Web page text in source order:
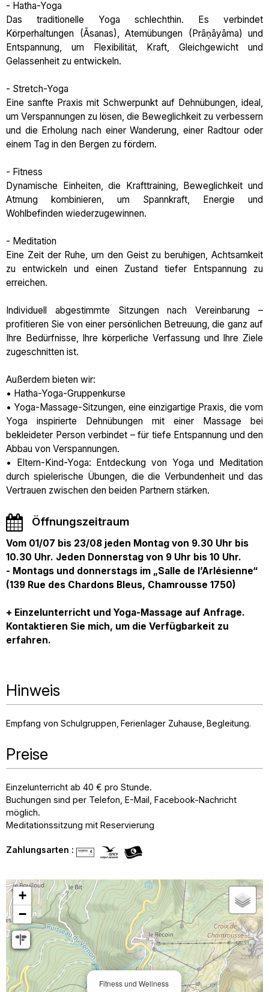
- Hatha-Yoga
Das traditionelle Yoga schlechthin. Es verbindet
Körperhaltungen (Āsanas), Atemübungen (Prāṇāyāma) und
Entspannung, um Flexibilität, Kraft, Gleichgewicht und
Gelassenheit zu entwickeln.
- Stretch-Yoga
Eine sanfte Praxis mit Schwerpunkt auf Dehnübungen, ideal,
um Verspannungen zu lösen, die Beweglichkeit zu verbessern
und die Erholung nach einer Wanderung, einer Radtour oder
einem Tag in den Bergen zu fördern.
- Fitness
Dynamische Einheiten, die Krafttraining, Beweglichkeit und
Atmung kombinieren, um Spannkraft, Energie und
Wohlbefinden wiederzugewinnen.
- Meditation
Eine Zeit der Ruhe, um den Geist zu beruhigen, Achtsamkeit
zu entwickeln und einen Zustand tiefer Entspannung zu
erreichen.
Individuell abgestimmte Sitzungen nach Vereinbarung –
profitieren Sie von einer persönlichen Betreuung, die ganz auf
Ihre Bedürfnisse, Ihre körperliche Verfassung und Ihre Ziele
zugeschnitten ist.
Außerdem bieten wir:
• Hatha-Yoga-Gruppenkurse
• Yoga-Massage-Sitzungen, eine einzigartige Praxis, die vom
Yoga inspirierte Dehnübungen mit einer Massage bei
bekleideter Person verbindet – für tiefe Entspannung und den
Abbau von Verspannungen.
• Eltern-Kind-Yoga: Entdeckung von Yoga und Meditation
durch spielerische Übungen, die die Verbundenheit und das
Vertrauen zwischen den beiden Partnern stärken.
Öffnungszeitraum
Vom 01/07 bis 23/08 jeden Montag von 9.30 Uhr bis
10.30 Uhr. Jeden Donnerstag von 9 Uhr bis 10 Uhr.
- Montags und donnerstags im „Salle de l’Arlésienne“
(139 Rue des Chardons Bleus, Chamrousse 1750)
+ Einzelunterricht und Yoga-Massage auf Anfrage.
Kontaktieren Sie mich, um die Verfügbarkeit zu
erfahren.
Hinweis
Empfang von Schulgruppen Ferienlager Zuhause Begleitung
Preise
Einzelunterricht ab 40 € pro Stunde.
Buchungen sind per Telefon, E-Mail, Facebook-Nachricht
möglich.
Meditationssitzung mit Reservierung
Zahlungsarten :
Fitness und Wellness
+
−